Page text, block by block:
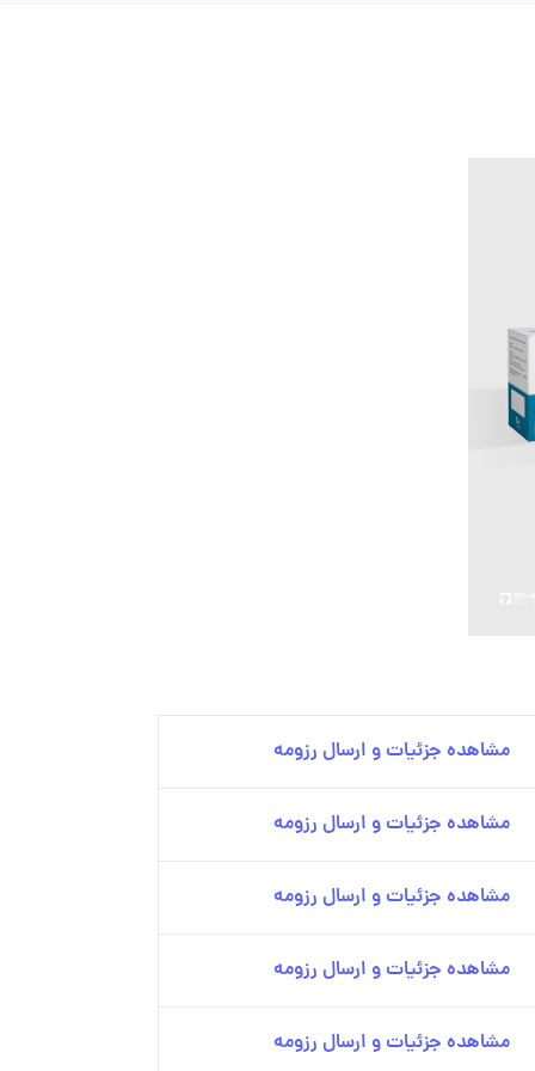
مشاهده جزئیات و ارسال رزومه
مشاهده جزئیات و ارسال رزومه
مشاهده جزئیات و ارسال رزومه
مشاهده جزئیات و ارسال رزومه
مشاهده جزئیات و ارسال رزومه